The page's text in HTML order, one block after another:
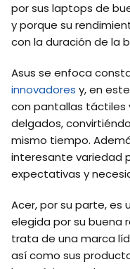
por sus laptops de
y porque su
con la duración de la
Asus se enfoca
innovadores y, en
con pantallas táctiles
delgados,
mismo tiempo.
interesante variedad
expectativas y
Acer, por su parte, es
elegida por su buena
trata de una marca
así como sus